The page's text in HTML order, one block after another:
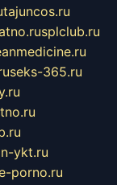
tajuncos.ru
splclub.ru
seks-365.ru
ykt.ru
porno.ru